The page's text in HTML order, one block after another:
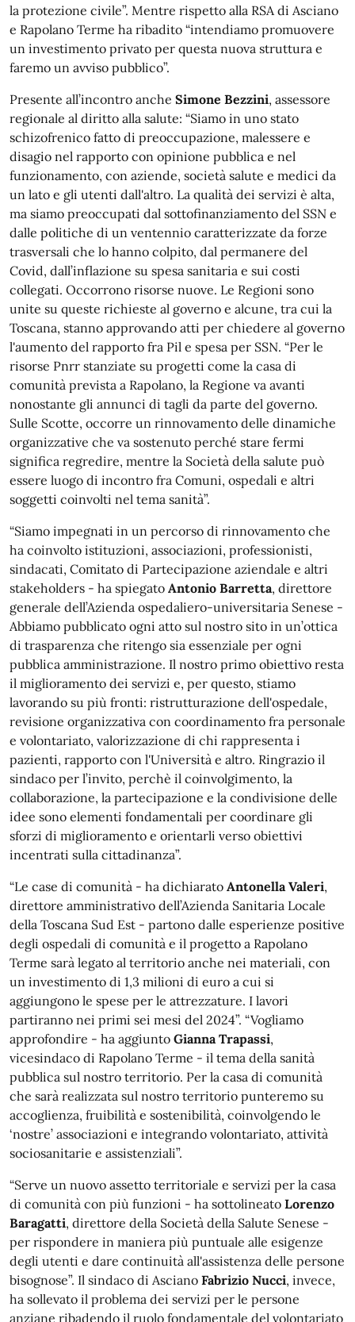
la protezione civile”. Mentre rispetto alla RSA di Asciano
e Rapolano Terme ha ribadito “intendiamo promuovere
un investimento privato per questa nuova struttura e
faremo un avviso pubblico”.
Presente all’incontro anche Simone Bezzini, assessore
regionale al diritto alla salute: “Siamo in uno stato
schizofrenico fatto di preoccupazione, malessere e
disagio nel rapporto con opinione pubblica e nel
funzionamento, con aziende, società salute e medici da
un lato e gli utenti dall'altro. La qualità dei servizi è alta,
ma siamo preoccupati dal sottofinanziamento del SSN e
dalle politiche di un ventennio caratterizzate da forze
trasversali che lo hanno colpito, dal permanere del
Covid, dall’inflazione su spesa sanitaria e sui costi
collegati. Occorrono risorse nuove. Le Regioni sono
unite su queste richieste al governo e alcune, tra cui la
Toscana, stanno approvando atti per chiedere al governo
l'aumento del rapporto fra Pil e spesa per SSN. “Per le
risorse Pnrr stanziate su progetti come la casa di
comunità prevista a Rapolano, la Regione va avanti
nonostante gli annunci di tagli da parte del governo.
Sulle Scotte, occorre un rinnovamento delle dinamiche
organizzative che va sostenuto perché stare fermi
significa regredire, mentre la Società della salute può
essere luogo di incontro fra Comuni, ospedali e altri
soggetti coinvolti nel tema sanità”.
“Siamo impegnati in un percorso di rinnovamento che
ha coinvolto istituzioni, associazioni, professionisti,
sindacati, Comitato di Partecipazione aziendale e altri
stakeholders - ha spiegato Antonio Barretta, direttore
generale dell’Azienda ospedaliero-universitaria Senese -
Abbiamo pubblicato ogni atto sul nostro sito in un’ottica
di trasparenza che ritengo sia essenziale per ogni
pubblica amministrazione. Il nostro primo obiettivo resta
il miglioramento dei servizi e, per questo, stiamo
lavorando su più fronti: ristrutturazione dell'ospedale,
revisione organizzativa con coordinamento fra personale
e volontariato, valorizzazione di chi rappresenta i
pazienti, rapporto con l'Università e altro. Ringrazio il
sindaco per l’invito, perchè il coinvolgimento, la
collaborazione, la partecipazione e la condivisione delle
idee sono elementi fondamentali per coordinare gli
sforzi di miglioramento e orientarli verso obiettivi
incentrati sulla cittadinanza”.
“Le case di comunità - ha dichiarato Antonella Valeri,
direttore amministrativo dell’Azienda Sanitaria Locale
della Toscana Sud Est - partono dalle esperienze positive
degli ospedali di comunità e il progetto a Rapolano
Terme sarà legato al territorio anche nei materiali, con
un investimento di 1,3 milioni di euro a cui si
aggiungono le spese per le attrezzature. I lavori
partiranno nei primi sei mesi del 2024”. “Vogliamo
approfondire - ha aggiunto Gianna Trapassi,
vicesindaco di Rapolano Terme - il tema della sanità
pubblica sul nostro territorio. Per la casa di comunità
che sarà realizzata sul nostro territorio punteremo su
accoglienza, fruibilità e sostenibilità, coinvolgendo le
‘nostre’ associazioni e integrando volontariato, attività
sociosanitarie e assistenziali”.
“Serve un nuovo assetto territoriale e servizi per la casa
di comunità con più funzioni - ha sottolineato Lorenzo
Baragatti, direttore della Società della Salute Senese -
per rispondere in maniera più puntuale alle esigenze
degli utenti e dare continuità all'assistenza delle persone
bisognose”. Il sindaco di Asciano Fabrizio Nucci, invece,
ha sollevato il problema dei servizi per le persone
anziane ribadendo il ruolo fondamentale del volontariato